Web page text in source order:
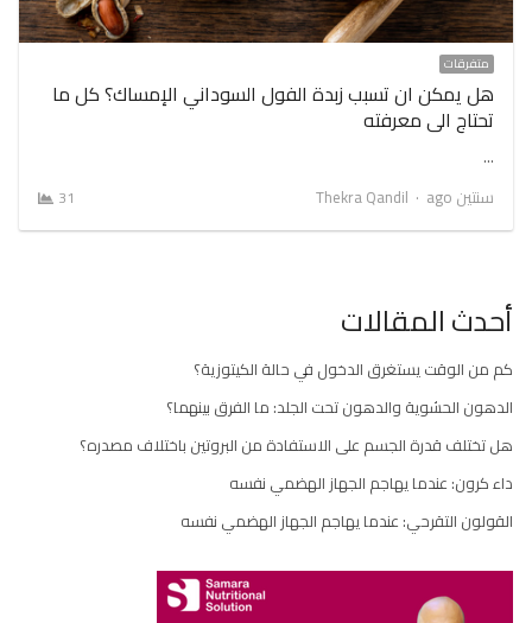
متفرقات
هل يمكن ان تسبب زبدة الفول السوداني الإمساك؟ كل ما
تحتاج الى معرفته
…
سنتين ago
Author
Thekra Qandil
31
أحدث المقالات
كم من الوقت يستغرق الدخول في حالة الكيتوزية؟
الدهون الحشوية والدهون تحت الجلد: ما الفرق بينهما؟
هل تختلف قدرة الجسم على الاستفادة من البروتين باختلاف مصدره؟
داء كرون: عندما يهاجم الجهاز الهضمي نفسه
القولون التقرحي: عندما يهاجم الجهاز الهضمي نفسه